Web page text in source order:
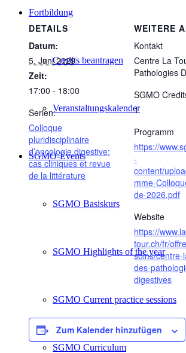
Fortbildung
Credits beantragen
Veranstaltungskalender
SGMO-Events
SGMO Basiskurs
SGMO Highlights of the year
SGMO Current practice sessions
SGMO Curriculum
DETAILS
Datum:
5. Juni 2029
Zeit:
17:00 - 18:00
Serien:
Colloque
pluridisciplinaire
d’oncologie digestive:
cas cliniques et revue
de la littérature
WEITERE
Kontakt
Centre La
Pathologies
SGMO
1
Programm
https://
-
content/
mme-
de-2026.pdf
Website
https://
tour.ch/fr/
soins/centre-
des-
digestives
Zum Kalender hinzufügen